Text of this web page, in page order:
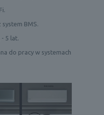
BMS.
- 5 lat.
do pracy w systemach